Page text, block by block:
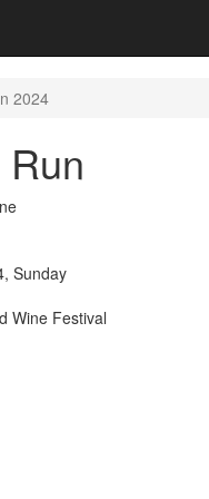
2024
Sunday
Wine Festival